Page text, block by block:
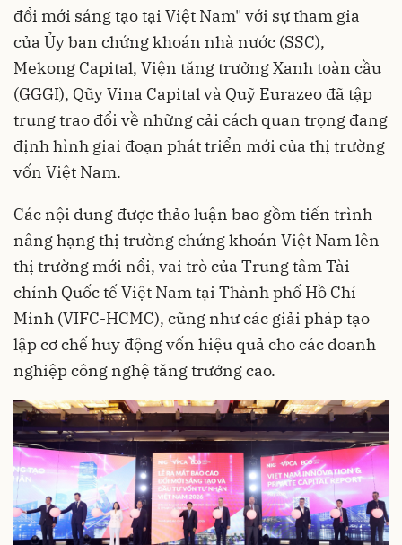
đổi mới sáng tạo tại Việt Nam" với sự tham gia
của Ủy ban chứng khoán nhà nước (SSC),
Mekong Capital, Viện tăng trưởng Xanh toàn cầu
(GGGI), Qũy Vina Capital và Quỹ Eurazeo đã tập
trung trao đổi về những cải cách quan trọng đang
định hình giai đoạn phát triển mới của thị trường
vốn Việt Nam.
Các nội dung được thảo luận bao gồm tiến trình
nâng hạng thị trường chứng khoán Việt Nam lên
thị trường mới nổi, vai trò của Trung tâm Tài
chính Quốc tế Việt Nam tại Thành phố Hồ Chí
Minh (VIFC-HCMC), cũng như các giải pháp tạo
lập cơ chế huy động vốn hiệu quả cho các doanh
nghiệp công nghệ tăng trưởng cao.